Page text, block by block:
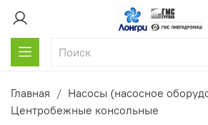
Главная Насосы (насосное
Центробежные консольные